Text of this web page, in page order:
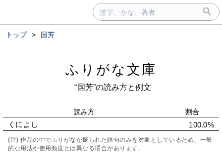
トップ > 国芳
ふりがな文庫
“国芳”の読み方と例文
読み方 割合
くによし 100.0%
(注) 作品の中でふりがなが振られた語句のみを対象としているため、一般
的な用法や使用頻度とは異なる場合があります。